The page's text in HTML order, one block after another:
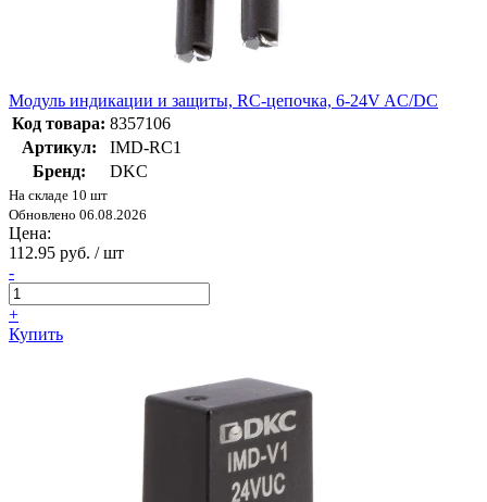
Модуль индикации и защиты, RC-цепочка, 6-24V AC/DC
Код товара: 8357106
Артикул:
IMD-RC1
Бренд:
DKC
На складе 10 шт
Обновлено 06.08.2026
Цена:
112.95 руб. / шт
-
+
Купить